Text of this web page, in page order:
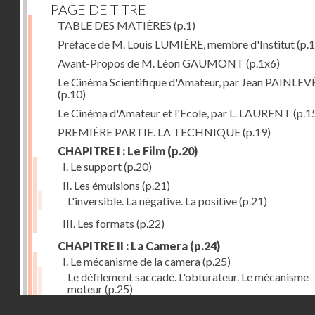
PAGE DE TITRE
TABLE DES MATIÈRES (p.1)
Préface de M. Louis LUMIÈRE, membre d'Institut
Avant-Propos de M. Léon GAUMONT (p.1x6)
Le Cinéma Scientifique d'Amateur, par Jean
(p.10)
Le Cinéma d'Amateur et l'Ecole, par L. LAURENT
PREMIÈRE PARTIE. LA TECHNIQUE(p.19)
CHAPITRE I : Le Film (p.20)
I. Le support(p.20)
II. Les émulsions (p.21)
L'inversible. La négative. La positive(p.21)
III. Les formats (p.22)
CHAPITRE II : La Camera (p.24)
I. Le mécanisme de la camera(p.25)
Le défilement saccadé. L'obturateur. Le mécanisme
moteur(p.25)